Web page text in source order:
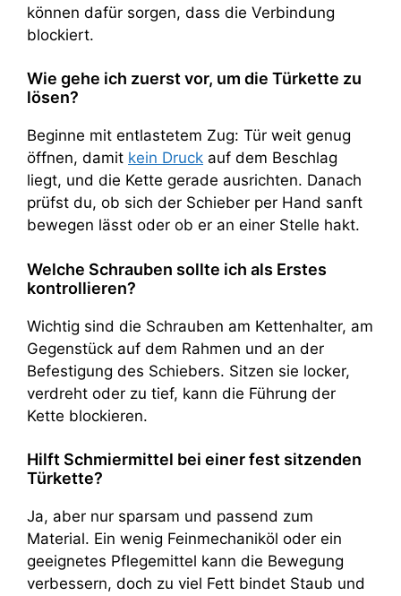
können dafür sorgen, dass die Verbindung
blockiert.
Wie gehe ich zuerst vor, um die Türkette zu
lösen?
Beginne mit entlastetem Zug: Tür weit genug
öffnen, damit kein Druck auf dem Beschlag
liegt, und die Kette gerade ausrichten. Danach
prüfst du, ob sich der Schieber per Hand sanft
bewegen lässt oder ob er an einer Stelle hakt.
Welche Schrauben sollte ich als Erstes
kontrollieren?
Wichtig sind die Schrauben am Kettenhalter, am
Gegenstück auf dem Rahmen und an der
Befestigung des Schiebers. Sitzen sie locker,
verdreht oder zu tief, kann die Führung der
Kette blockieren.
Hilft Schmiermittel bei einer fest sitzenden
Türkette?
Ja, aber nur sparsam und passend zum
Material. Ein wenig Feinmechaniköl oder ein
geeignetes Pflegemittel kann die Bewegung
verbessern, doch zu viel Fett bindet Staub und